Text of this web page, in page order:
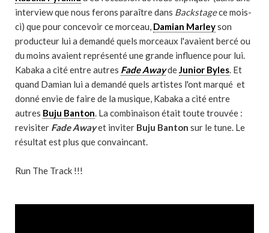
interview que nous ferons paraître dans Backstagece mois-
ci) que pour concevoir ce morceau, Damian Marleyson
producteur lui a demandé quels morceaux l'avaient bercé ou
du moins avaient représenté une grande influence pour lui.
Kabaka a cité entre autres Fade AwaydeJunior Byles. Et
quand Damian lui a demandé quels artistes l'ont marqué et
donné envie de faire de la musique, Kabaka a cité entre
autres Buju Banton. La combinaison était toute trouvée :
revisiter Fade Awayet inviter Buju Banton sur le tune. Le
résultat est plus que convaincant.
Run The Track !!!